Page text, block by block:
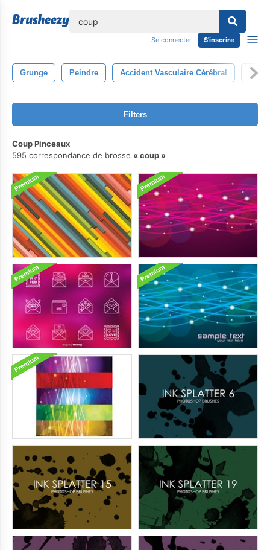
Se connecter S'inscrire
Grunge Peindre Accident Vasculaire Cérébral
Filters
Coup Pinceaux
595 correspondance de brosse
coup